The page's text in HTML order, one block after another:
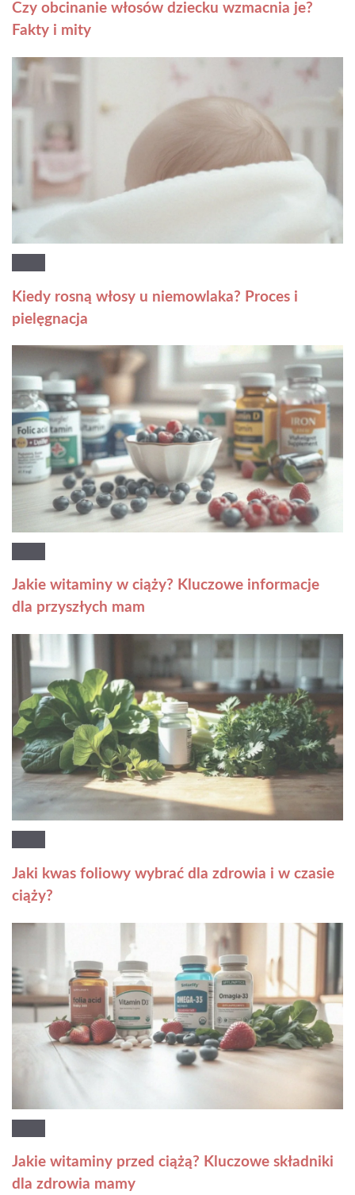
Czy obcinanie włosów dziecku wzmacnia je?
Fakty i mity
Kiedy rosną włosy u niemowlaka? Proces i
pielęgnacja
Jakie witaminy w ciąży? Kluczowe informacje
dla przyszłych mam
Jaki kwas foliowy wybrać dla zdrowia i w czasie
ciąży?
Jakie witaminy przed ciążą? Kluczowe składniki
dla zdrowia mamy